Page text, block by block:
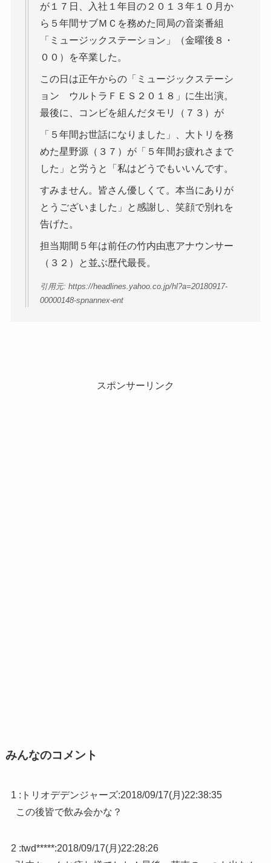
が１７日、入社１年目の２０１３年１０月か
ら５年間サブＭＣを務めた同局の音楽番組
「ミュージックステーション」（金曜後８・
００）を卒業した。
この日は正午からの「ミュージックステーシ
ョン ウルトラＦＥＳ２０１８」に生出演。
最後に、コンビを組んだタモリ（７３）が
「５年間お世話になりました」、大トリを務
めた星野源（３７）が「５年間お疲れさまで
した」と労うと「私はどうでもいいんです。
すみません。皆さん優しくて。本当にありが
とうございました」と感謝し、笑顔で別れを
告げた。
担当期間５年は前任の竹内由恵アナウンサー
（３２）と並ぶ歴代最長。
引用元: https://headlines.yahoo.co.jp/hl?a=20180917-
00000148-spnannex-ent
スポンサーリンク
みんなのコメント
1 : トリオデデンジャーズ:2018/09/17(月)22:38:35
この後皆で飲み会かな？
2 :twd*****:2018/09/17(月)22:28:26